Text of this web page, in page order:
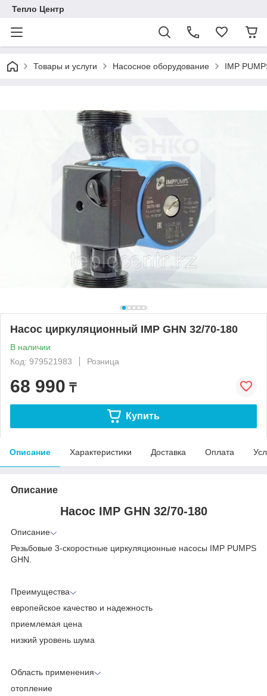
Тепло Центр
Товары и услуги Насосное оборудование IMP
Насос циркуляционный IMP GHN 32/70-180
В наличии
Код: 979521983
Розница
68 990 ₸
Купить
Описание Характеристики Доставка Оплата
Описание
Насос IMP GHN 32/70-180
Описание
Резьбовые 3-скоростные циркуляционные насосы IMP PUMPS
GHN.
Преимущества
европейское качество и надежность
приемлемая цена
низкий уровень шума
Область применения
отопление